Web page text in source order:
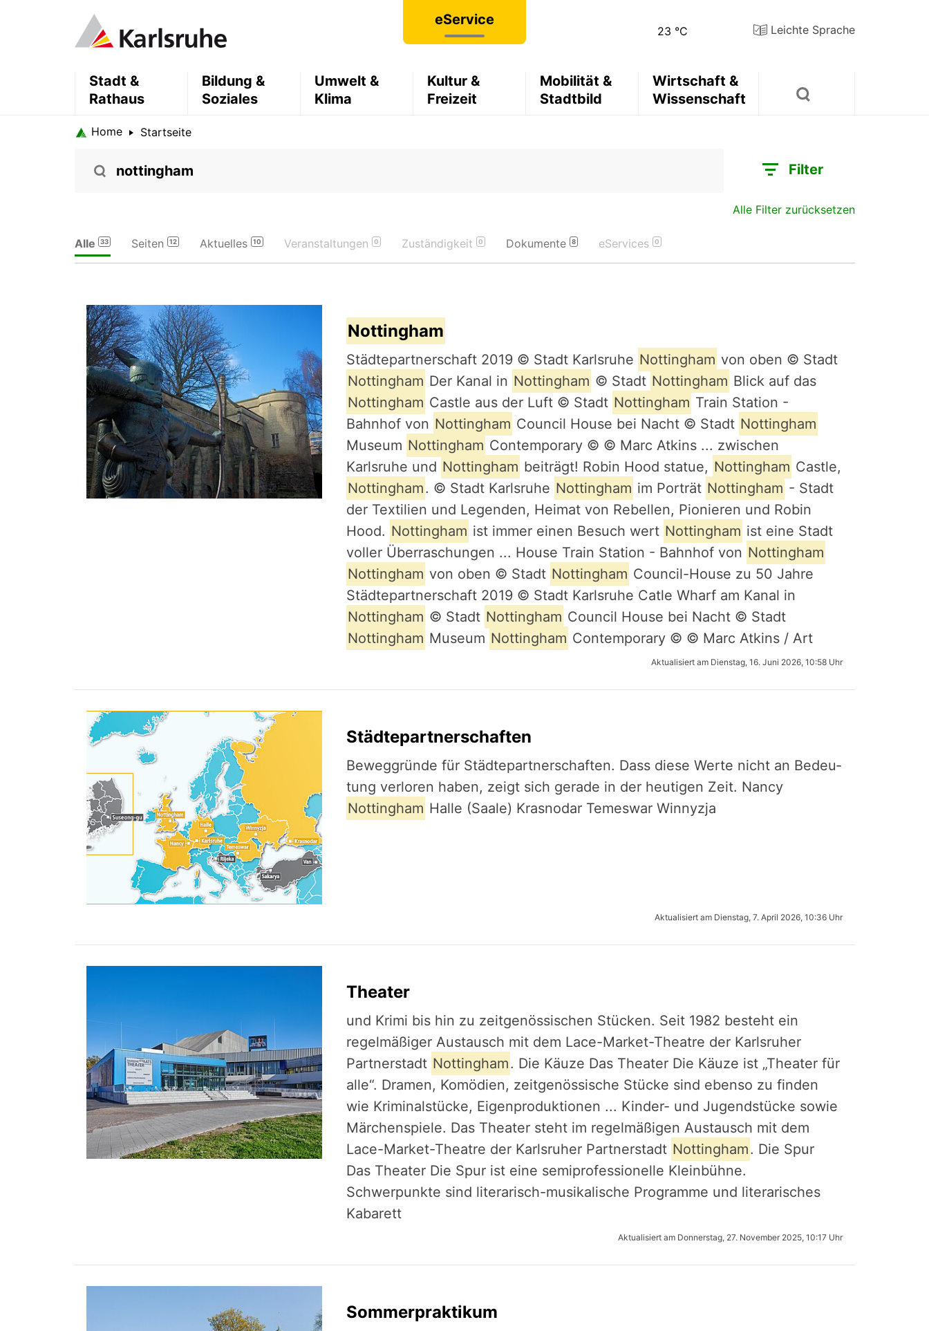
eService
23 °C Leichte Sprache
Stadt &
Rathaus
Bildung &
Soziales
Umwelt &
Klima
Kultur &
Freizeit
Mobilität &
Stadtbild
Wirtschaft &
Wissenschaft
Home Startseite
Filter
Alle Filter zurücksetzen
Alle 33 Seiten 12 Aktuelles 10 Veranstaltungen 0 Zuständigkeit 0 Dokumente 8 eServices 0
Nottingham
Städtepartnerschaft 2019 © Stadt Karlsruhe Nottingham von oben © Stadt
Nottingham Der Kanal in Nottingham © Stadt Nottingham Blick auf das
Nottingham Castle aus der Luft © Stadt Nottingham Train Station -
Bahnhof von Nottingham Council House bei Nacht © Stadt Nottingham
Museum Nottingham Contemporary © © Marc Atkins ... zwischen
Karlsruhe und Nottingham beiträgt! Robin Hood statue, Nottingham Castle,
Nottingham. © Stadt Karlsruhe Nottingham im Porträt Nottingham - Stadt
der Textilien und Legenden, Heimat von Rebellen, Pionieren und Robin
Hood. Nottingham ist immer einen Besuch wert Nottingham ist eine Stadt
voller Überraschungen ... House Train Station - Bahnhof von Nottingham
Nottingham von oben © Stadt Nottingham Council-House zu 50 Jahre
Städtepartnerschaft 2019 © Stadt Karlsruhe Catle Wharf am Kanal in
Nottingham © Stadt Nottingham Council House bei Nacht © Stadt
Nottingham Museum Nottingham Contemporary © © Marc Atkins / Art
Aktualisiert am Dienstag, 16. Juni 2026, 10:58 Uhr
Städtepartnerschaften
Beweg­gründe für Städ­te­part­ner­schaf­ten. Dass diese Werte nicht an Bedeu­
tung ­ver­lo­ren haben, zeigt sich gerade in der heutigen Zeit. Nancy
Nottingham Halle (Saale) Krasnodar Temeswar Winnyzja
Aktualisiert am Dienstag, 7. April 2026, 10:36 Uhr
Theater
und Krimi bis hin zu zeitgenössischen Stücken. Seit 1982 besteht ein
regelmäßiger Austausch mit dem Lace-Market-Theatre der Karlsruher
Partnerstadt Nottingham. Die Käuze Das Theater Die Käuze ist „Theater für
alle“. Dramen, Komödien, zeitgenössische Stücke sind ebenso zu finden
wie Kriminalstücke, Eigenproduktionen ... Kinder- und Jugendstücke sowie
Märchenspiele. Das Theater steht im regelmäßigen Austausch mit dem
Lace-Market-Theatre der Karlsruher Partnerstadt Nottingham. Die Spur
Das Theater Die Spur ist eine semiprofessionelle Kleinbühne.
Schwerpunkte sind literarisch-musikalische Programme und literarisches
Kabarett
Aktualisiert am Donnerstag, 27. November 2025, 10:17 Uhr
Sommerpraktikum